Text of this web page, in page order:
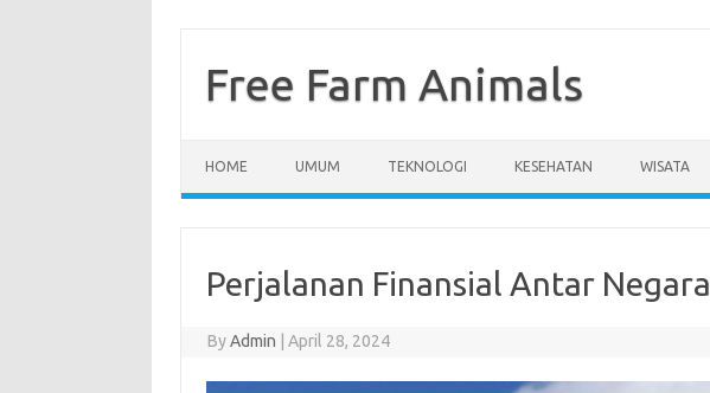
contentFree Farm Animals
HOME UMUM TEKNOLOGI KESEHATAN WISATA
Perjalanan Finansial Antar Negara
ByAdmin April 28, 2024